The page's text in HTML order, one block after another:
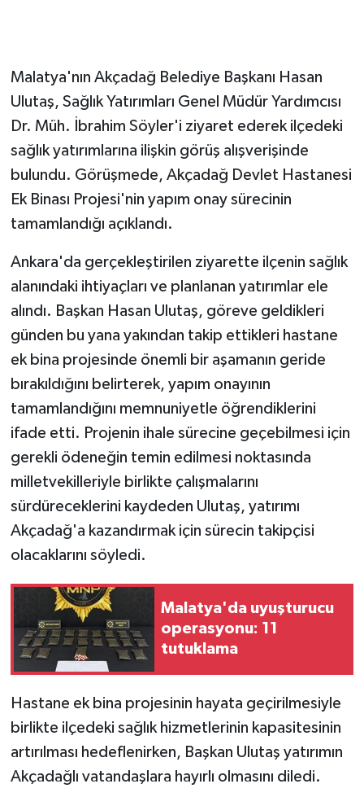
Malatya'nın Akçadağ Belediye Başkanı Hasan
Ulutaş, Sağlık Yatırımları Genel Müdür Yardımcısı
Dr. Müh. İbrahim Söyler'i ziyaret ederek ilçedeki
sağlık yatırımlarına ilişkin görüş alışverişinde
bulundu. Görüşmede, Akçadağ Devlet Hastanesi
Ek Binası Projesi'nin yapım onay sürecinin
tamamlandığı açıklandı.
Ankara'da gerçekleştirilen ziyarette ilçenin sağlık
alanındaki ihtiyaçları ve planlanan yatırımlar ele
alındı. Başkan Hasan Ulutaş, göreve geldikleri
günden bu yana yakından takip ettikleri hastane
ek bina projesinde önemli bir aşamanın geride
bırakıldığını belirterek, yapım onayının
tamamlandığını memnuniyetle öğrendiklerini
ifade etti. Projenin ihale sürecine geçebilmesi için
gerekli ödeneğin temin edilmesi noktasında
milletvekilleriyle birlikte çalışmalarını
sürdüreceklerini kaydeden Ulutaş, yatırımı
Akçadağ'a kazandırmak için sürecin takipçisi
olacaklarını söyledi.
Malatya'da uyuşturucu
operasyonu: 11
tutuklama
Hastane ek bina projesinin hayata geçirilmesiyle
birlikte ilçedeki sağlık hizmetlerinin kapasitesinin
artırılması hedeflenirken, Başkan Ulutaş yatırımın
Akçadağlı vatandaşlara hayırlı olmasını diledi.
GÜNDEM
Güvenlik
HABERDE İNSAN
İNSAN
İş Dünyası
Jandarma
Kadın
KÜLTÜR SANAT
MAGAZİN
Otomobil
POLİTİKA
SİYASET
SPOR HABERLERİ
Turizm
ÜLKE GÜNDEMİ